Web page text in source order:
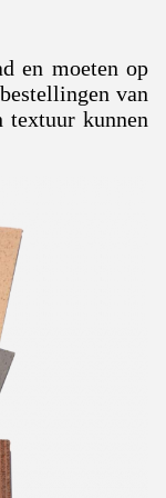
en moeten op
van
textuur kunnen